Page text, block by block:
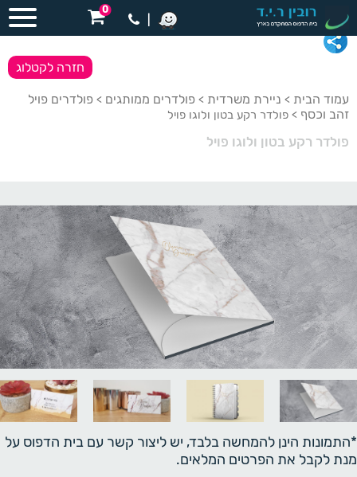
0
עמוד הבית > ניירת משרדית > פולדרים ממותגים > פולדרים פויל
זהב וכסף > פולדר רקע בטון ולוגו פויל
פולדר רקע בטון ולוגו פויל
חזרה לקטלוג
*התמונות הינן להמחשה בלבד, יש ליצור קשר עם בית הדפוס על
מנת לקבל את הפרטים המלאים.